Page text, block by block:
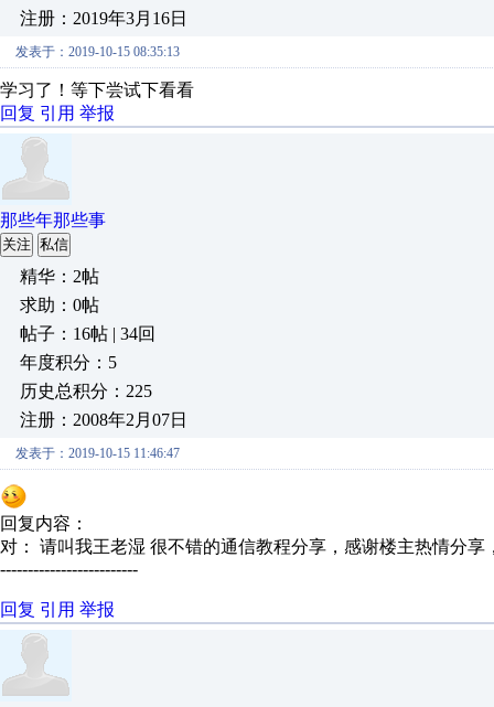
注册：2019年3月16日
发表于：2019-10-15 08:35:13
学习了！等下尝试下看看
回复 引用 举报
那些年那些事
关注 私信
精华：2帖
求助：0帖
帖子：16帖 | 34回
年度积分：5
历史总积分：225
注册：2008年2月07日
发表于：2019-10-15 11:46:47
回复内容：
对： 请叫我王老湿 很不错的通信教程分享，感谢楼主热情分享
-------------------------
回复 引用 举报